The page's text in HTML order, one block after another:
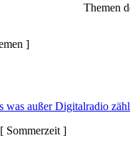
Themen
]
was außer Digitalradio
Sommerzeit ]